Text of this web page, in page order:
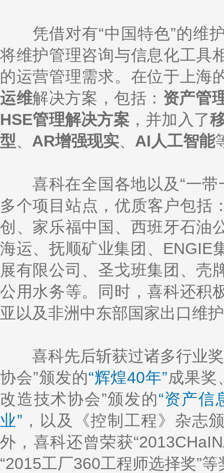
凭借对有“中国特色”的维
将维护管理咨询与信息化工具
的运营管理需求。在位于上海
运维解决方案，包括： 资产管
HSE管理解决方案，并加入了
型、 AR增强现实、 AI人工智能
喜科在全国各地以及“一带
多个项目站点，优质客户包括
创、家乐福中国、西班牙石油
海运、抚顺矿业集团、ENGIE
展有限公司、圣戈班集团、壳
公用水务等。同时，喜科还积
亚以及非洲中东部国家出口维
喜科先后斩获过诸多行业奖
协会”颁发的“辉煌40年”成果奖
改造技术协会”颁发的“资产信
业” ，以及《控制工程》杂志
外，喜科还曾荣获
“2015工厂360工程师选择奖”等